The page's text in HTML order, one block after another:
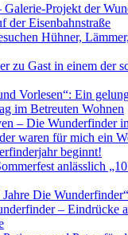
Projekt der
der Eisenbahnstraße
Hühner,
zu Gast in einem der
Vorlesen“: Ein
im Betreuten Wohnen
– Die Wunderfinder
waren für mich ein
beginnt!
anlässlich
Jahre Die Wunderfinder“
– Eindrücke